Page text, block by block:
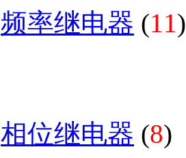
频率继电器 (11)
相位继电器 (8)